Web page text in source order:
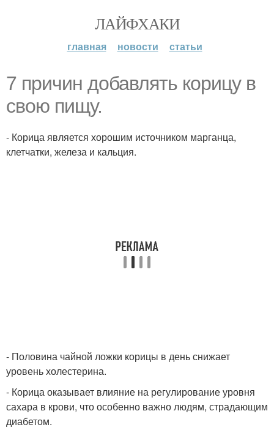
ЛАЙФХАКИ
главная новости статьи
7 причин добавлять корицу в
свою пищу.
- Корица является хорошим источником марганца,
клетчатки, железа и кальция.
- Половина чайной ложки корицы в день снижает
уровень холестерина.
- Корица оказывает влияние на регулирование уровня
сахара в крови, что особенно важно людям, страдающим
диабетом.